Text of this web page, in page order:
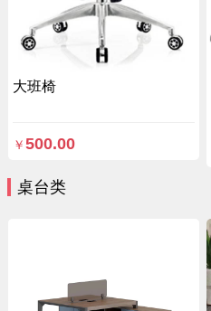
大班椅
￥ 500.00
桌台类